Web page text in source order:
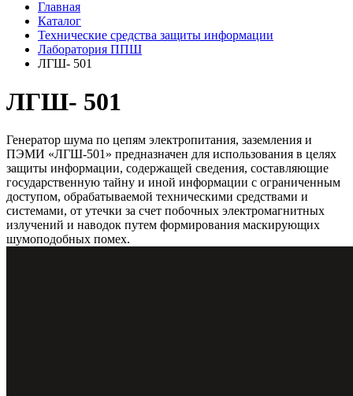
Главная
Каталог
Технические средства защиты информации
Лаборатория ППШ
ЛГШ- 501
ЛГШ- 501
Генератор шума по цепям электропитания, заземления и
ПЭМИ «ЛГШ-501» предназначен для использования в целях
защиты информации, содержащей сведения, составляющие
государственную тайну и иной информации с ограниченным
доступом, обрабатываемой техническими средствами и
системами, от утечки за счет побочных электромагнитных
излучений и наводок путем формирования маскирующих
шумоподобных помех.